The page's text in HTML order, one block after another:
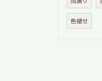
色褪せ